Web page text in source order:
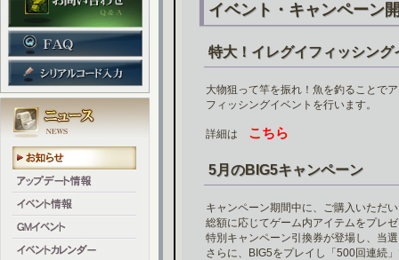
イベント・キャンペーン
特大！イレグイフィッシング
大物狙って竿を振れ！魚を釣ることで
フィッシングイベントを行います。
詳細は こちら
5月のBIG5キャンペーン
キャンペーン期間中に、ご購入いただ
総額に応じてゲーム内アイテムをプレ
特別キャンペーン引換券が登場し、当
さらに、BIG5をプレイし「500回連続